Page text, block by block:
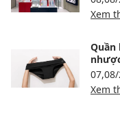
Xem
Quần
Xem